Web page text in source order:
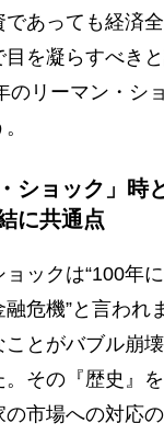
あっても経済
目を凝らすべき
のリーマン・シ
ショック」時
に共通点
ョックは“100年
危機”と言われ
とがバブル崩
。その『歴史』
の市場への対応